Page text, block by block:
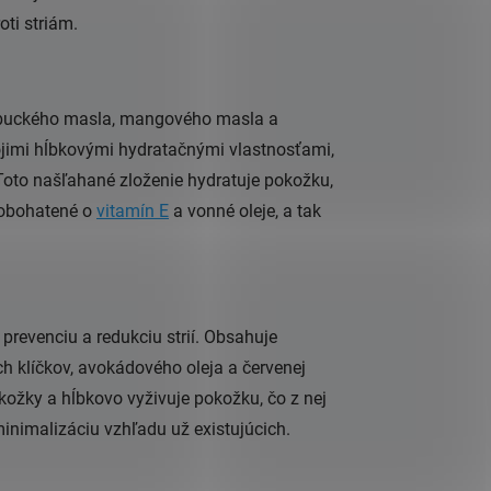
striám.
masla, mangového masla a
hĺbkovými hydratačnými vlastnosťami,
našľahané zloženie hydratuje pokožku,
o vitamín E a vonné oleje, a tak
a redukciu strií. Obsahuje
klíčkov, avokádového oleja a červenej
a hĺbkovo vyživuje pokožku, čo z nej
vzhľadu už existujúcich.